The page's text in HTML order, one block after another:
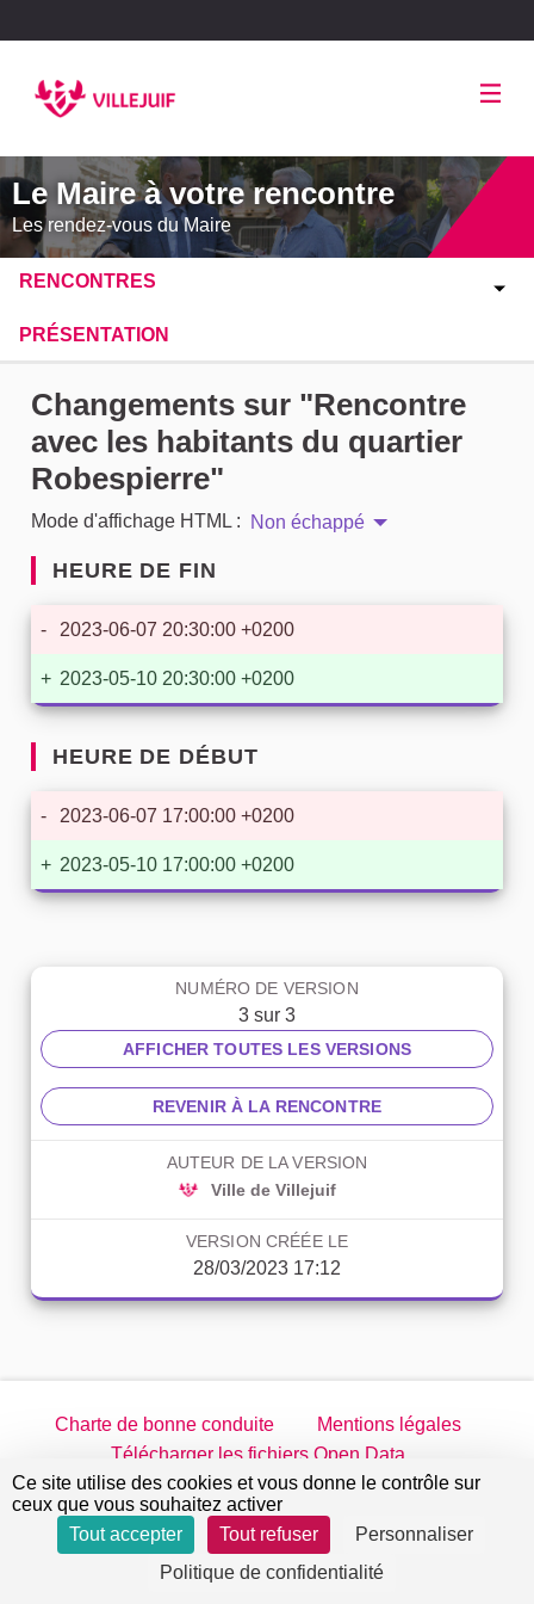
Le Maire à votre rencontre
Les rendez-vous du Maire
RENCONTRES
PRÉSENTATION
Changements sur "Rencontre
avec les habitants du quartier
Robespierre"
Mode d'affichage HTML : Non échappé
HEURE DE FIN
- 2023-06-07 20:30:00 +0200
+ 2023-05-10 20:30:00 +0200
HEURE DE DÉBUT
- 2023-06-07 17:00:00 +0200
+ 2023-05-10 17:00:00 +0200
NUMÉRO DE VERSION
3 sur 3
AFFICHER TOUTES LES VERSIONS
REVENIR À LA RENCONTRE
AUTEUR DE LA VERSION
Ville de Villejuif
VERSION CRÉÉE LE
28/03/2023 17:12
Charte de bonne conduite
Mentions légales
Télécharger les fichiers Open Data
jeparticipe.villejuif.fr sur Twitter
jeparticipe.villejuif.fr sur Facebook
jeparticipe.villejuif.fr sur
jeparticipe.villejuif.fr sur
Site réalisé par
Open Source Politics
(Lien externe)
libre Decidim
.
Ce site utilise des cookies et vous donne le contrôle sur
ceux que vous souhaitez activer
Tout accepter
Tout refuser
Personnaliser
Politique de confidentialité